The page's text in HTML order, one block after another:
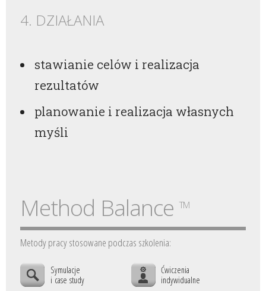
4. DZIAŁANIA
stawianie celów i realizacja
rezultatów
planowanie i realizacja własnych
myśli
Method Balance TM
Metody pracy stosowane podczas szkolenia:
Symulacje
i case study
Ćwiczenia
indywidualne